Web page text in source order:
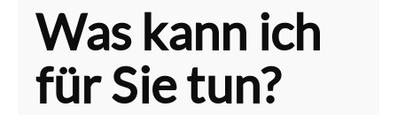
Was kann ich
für Sie tun?